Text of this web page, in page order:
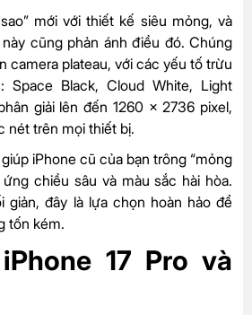
mới với thiết kế siêu mỏng, và
cũng phản ánh điều đó. Chúng
camera plateau, với các yếu tố trừu
Space Black, Cloud White, Light
giải lên đến 1260 x 2736 pixel,
nét trên mọi thiết bị.
iPhone cũ của bạn trông “mỏng
ứng chiều sâu và màu sắc hài hòa.
giản, đây là lựa chọn hoàn hảo để
tốn kém.
17 Pro và